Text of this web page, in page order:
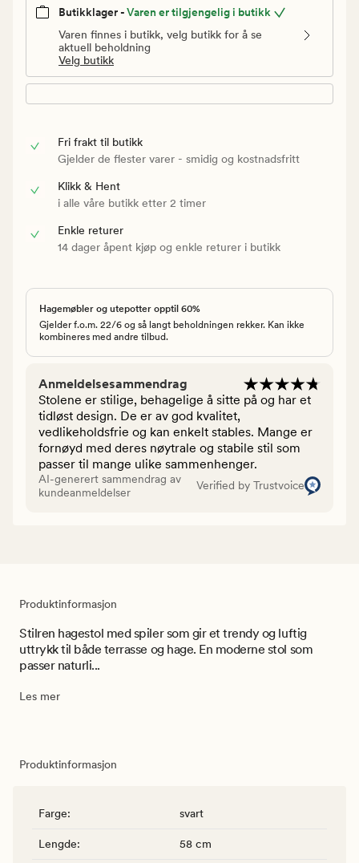
Butikklager -Varen er tilgjengelig i butikk
Varen finnes i butikk, velg butikk for å se
aktuell beholdning
Velg butikk
Fri frakt til butikk
Gjelder de flester varer - smidig og kostnadsfritt
Klikk & Hent
i alle våre butikk etter 2 timer
Enkle returer
14 dager åpent kjøp og enkle returer i butikk
Hagemøbler og utepotter opptil 60%
Gjelder f.o.m. 22/6 og så langt beholdningen rekker. Kan ikke
kombineres med andre tilbud.
Anmeldelsesammendrag
Stolene er stilige, behagelige å sitte på og har et
tidløst design. De er av god kvalitet,
vedlikeholdsfrie og kan enkelt stables. Mange er
fornøyd med deres nøytrale og stabile stil som
passer til mange ulike sammenhenger.
AI-generert sammendrag av
kundeanmeldelser
Verified by Trustvoice
Produktinformasjon
Stilren hagestol med spiler som gir et trendy og luftig
uttrykk til både terrasse og hage. En moderne stol som
passer naturli...
Les mer
Produktinformasjon
Farge: svart
Lengde: 58 cm